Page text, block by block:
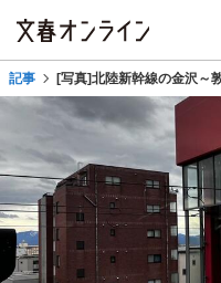
記事 [写真]北陸新幹線の金沢～